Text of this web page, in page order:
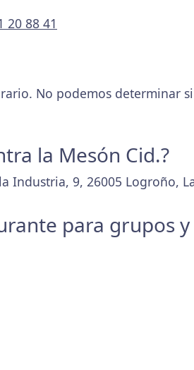
20 88 41
No podemos determinar
la Mesón Cid.?
Industria, 9, 26005 Logroño,
para grupos